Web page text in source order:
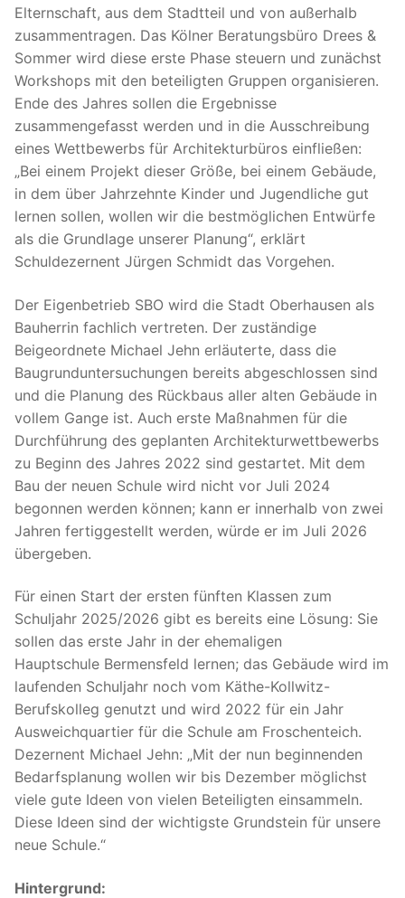
Elternschaft, aus dem Stadtteil und von außerhalb
zusammentragen. Das Kölner Beratungsbüro Drees &
Sommer wird diese erste Phase steuern und zunächst
Workshops mit den beteiligten Gruppen organisieren.
Ende des Jahres sollen die Ergebnisse
zusammengefasst werden und in die Ausschreibung
eines Wettbewerbs für Architekturbüros einfließen:
„Bei einem Projekt dieser Größe, bei einem Gebäude,
in dem über Jahrzehnte Kinder und Jugendliche gut
lernen sollen, wollen wir die bestmöglichen Entwürfe
als die Grundlage unserer Planung“, erklärt
Schuldezernent Jürgen Schmidt das Vorgehen.
Der Eigenbetrieb SBO wird die Stadt Oberhausen als
Bauherrin fachlich vertreten. Der zuständige
Beigeordnete Michael Jehn erläuterte, dass die
Baugrunduntersuchungen bereits abgeschlossen sind
und die Planung des Rückbaus aller alten Gebäude in
vollem Gange ist. Auch erste Maßnahmen für die
Durchführung des geplanten Architekturwettbewerbs
zu Beginn des Jahres 2022 sind gestartet. Mit dem
Bau der neuen Schule wird nicht vor Juli 2024
begonnen werden können; kann er innerhalb von zwei
Jahren fertiggestellt werden, würde er im Juli 2026
übergeben.
Für einen Start der ersten fünften Klassen zum
Schuljahr 2025/2026 gibt es bereits eine Lösung: Sie
sollen das erste Jahr in der ehemaligen
Hauptschule Bermensfeld lernen; das Gebäude wird im
laufenden Schuljahr noch vom Käthe-Kollwitz-
Berufskolleg genutzt und wird 2022 für ein Jahr
Ausweichquartier für die Schule am Froschenteich.
Dezernent Michael Jehn: „Mit der nun beginnenden
Bedarfsplanung wollen wir bis Dezember möglichst
viele gute Ideen von vielen Beteiligten einsammeln.
Diese Ideen sind der wichtigste Grundstein für unsere
neue Schule.“
Hintergrund: